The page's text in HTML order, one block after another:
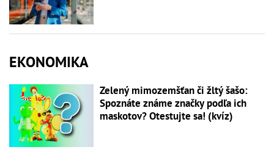
EKONOMIKA
Zelený mimozemšťan či žltý šašo:
Spoznáte známe značky podľa ich
maskotov? Otestujte sa! (kvíz)